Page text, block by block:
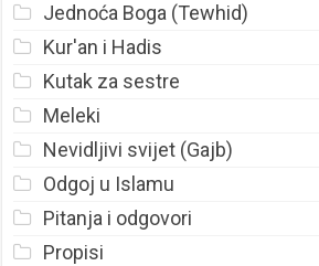
Jednoća Boga (Tewhid)
Kur'an i Hadis
Kutak za sestre
Meleki
Nevidljivi svijet (Gajb)
Odgoj u Islamu
Pitanja i odgovori
Propisi